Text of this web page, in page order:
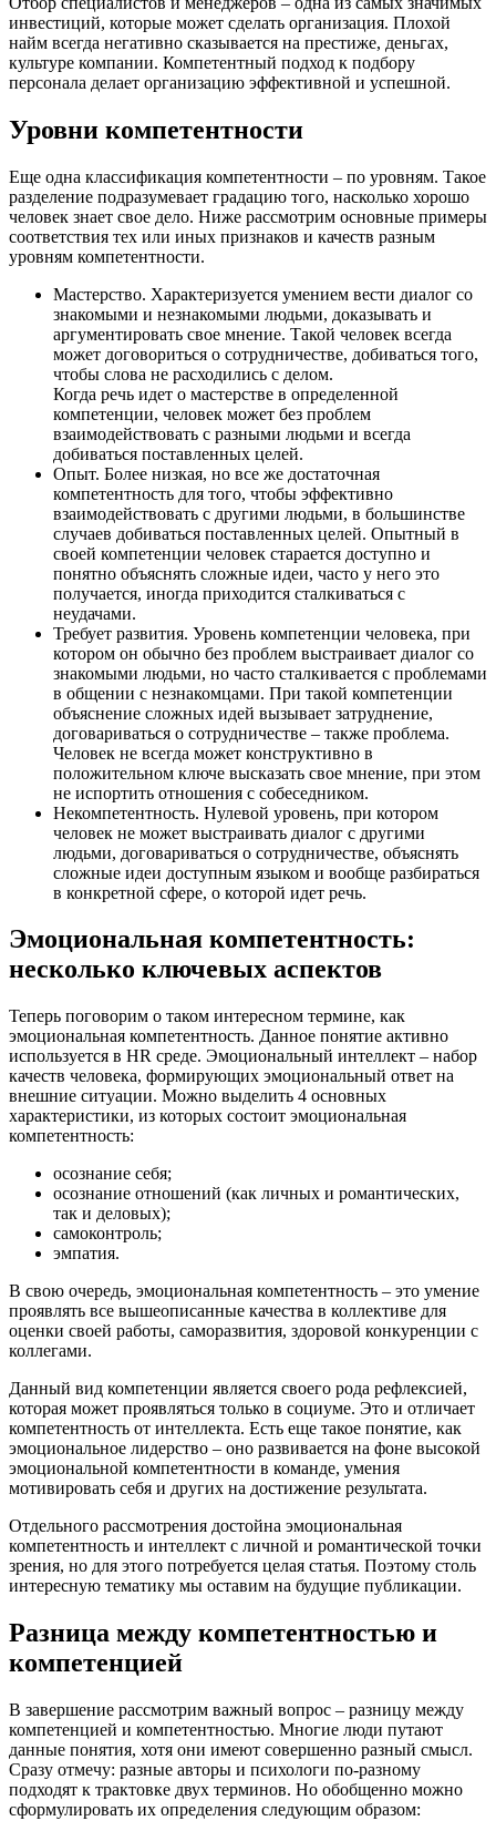
инвестиций, которые может сделать организация. Плохой
найм всегда негативно сказывается на престиже, деньгах,
культуре компании. Компетентный подход к подбору
персонала делает организацию эффективной и успешной.
Уровни компетентности
Еще одна классификация компетентности – по уровням. Такое
разделение подразумевает градацию того, насколько хорошо
человек знает свое дело. Ниже рассмотрим основные примеры
соответствия тех или иных признаков и качеств разным
уровням компетентности.
Мастерство. Характеризуется умением вести диалог со
знакомыми и незнакомыми людьми, доказывать и
аргументировать свое мнение. Такой человек всегда
может договориться о сотрудничестве, добиваться того,
чтобы слова не расходились с делом.
Когда речь идет о мастерстве в определенной
компетенции, человек может без проблем
взаимодействовать с разными людьми и всегда
добиваться поставленных целей.
Опыт. Более низкая, но все же достаточная
компетентность для того, чтобы эффективно
взаимодействовать с другими людьми, в большинстве
случаев добиваться поставленных целей. Опытный в
своей компетенции человек старается доступно и
понятно объяснять сложные идеи, часто у него это
получается, иногда приходится сталкиваться с
неудачами.
Требует развития. Уровень компетенции человека, при
котором он обычно без проблем выстраивает диалог со
знакомыми людьми, но часто сталкивается с проблемами
в общении с незнакомцами. При такой компетенции
объяснение сложных идей вызывает затруднение,
договариваться о сотрудничестве – также проблема.
Человек не всегда может конструктивно в
положительном ключе высказать свое мнение, при этом
не испортить отношения с собеседником.
Некомпетентность. Нулевой уровень, при котором
человек не может выстраивать диалог с другими
людьми, договариваться о сотрудничестве, объяснять
сложные идеи доступным языком и вообще разбираться
в конкретной сфере, о которой идет речь.
Эмоциональная компетентность:
несколько ключевых аспектов
Теперь поговорим о таком интересном термине, как
эмоциональная компетентность. Данное понятие активно
используется в HR среде. Эмоциональный интеллект – набор
качеств человека, формирующих эмоциональный ответ на
внешние ситуации. Можно выделить 4 основных
характеристики, из которых состоит эмоциональная
компетентность:
осознание себя;
осознание отношений (как личных и романтических,
так и деловых);
самоконтроль;
эмпатия.
В свою очередь, эмоциональная компетентность – это умение
проявлять все вышеописанные качества в коллективе для
оценки своей работы, саморазвития, здоровой конкуренции с
коллегами.
Данный вид компетенции является своего рода рефлексией,
которая может проявляться только в социуме. Это и отличает
компетентность от интеллекта. Есть еще такое понятие, как
эмоциональное лидерство – оно развивается на фоне высокой
эмоциональной компетентности в команде, умения
мотивировать себя и других на достижение результата.
Отдельного рассмотрения достойна эмоциональная
компетентность и интеллект с личной и романтической точки
зрения, но для этого потребуется целая статья. Поэтому столь
интересную тематику мы оставим на будущие публикации.
Разница между компетентностью и
компетенцией
В завершение рассмотрим важный вопрос – разницу между
компетенцией и компетентностью. Многие люди путают
данные понятия, хотя они имеют совершенно разный смысл.
Сразу отмечу: разные авторы и психологи по-разному
подходят к трактовке двух терминов. Но обобщенно можно
сформулировать их определения следующим образом: